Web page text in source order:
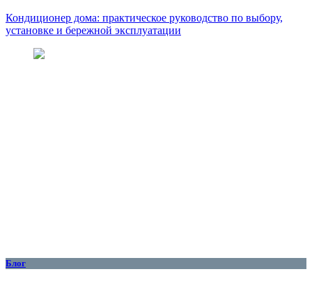
Кондиционер дома: практическое руководство по выбору,
установке и бережной эксплуатации
Блог